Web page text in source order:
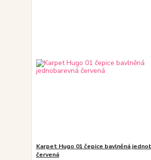
Karpet Hugo 01 čepice bavlněná
červená